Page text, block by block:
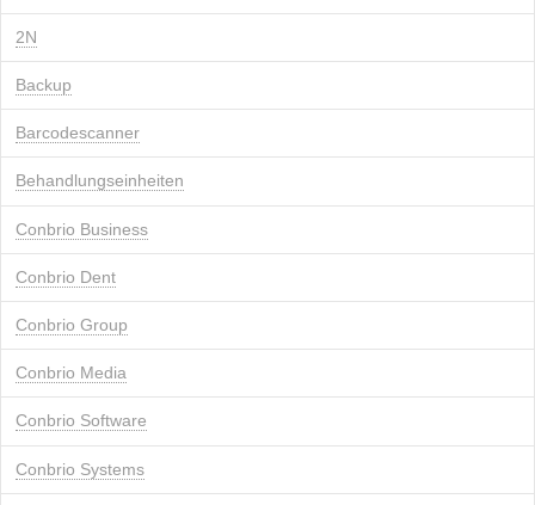
2N
Backup
Barcodescanner
Behandlungseinheiten
Conbrio Business
Conbrio Dent
Conbrio Group
Conbrio Media
Conbrio Software
Conbrio Systems